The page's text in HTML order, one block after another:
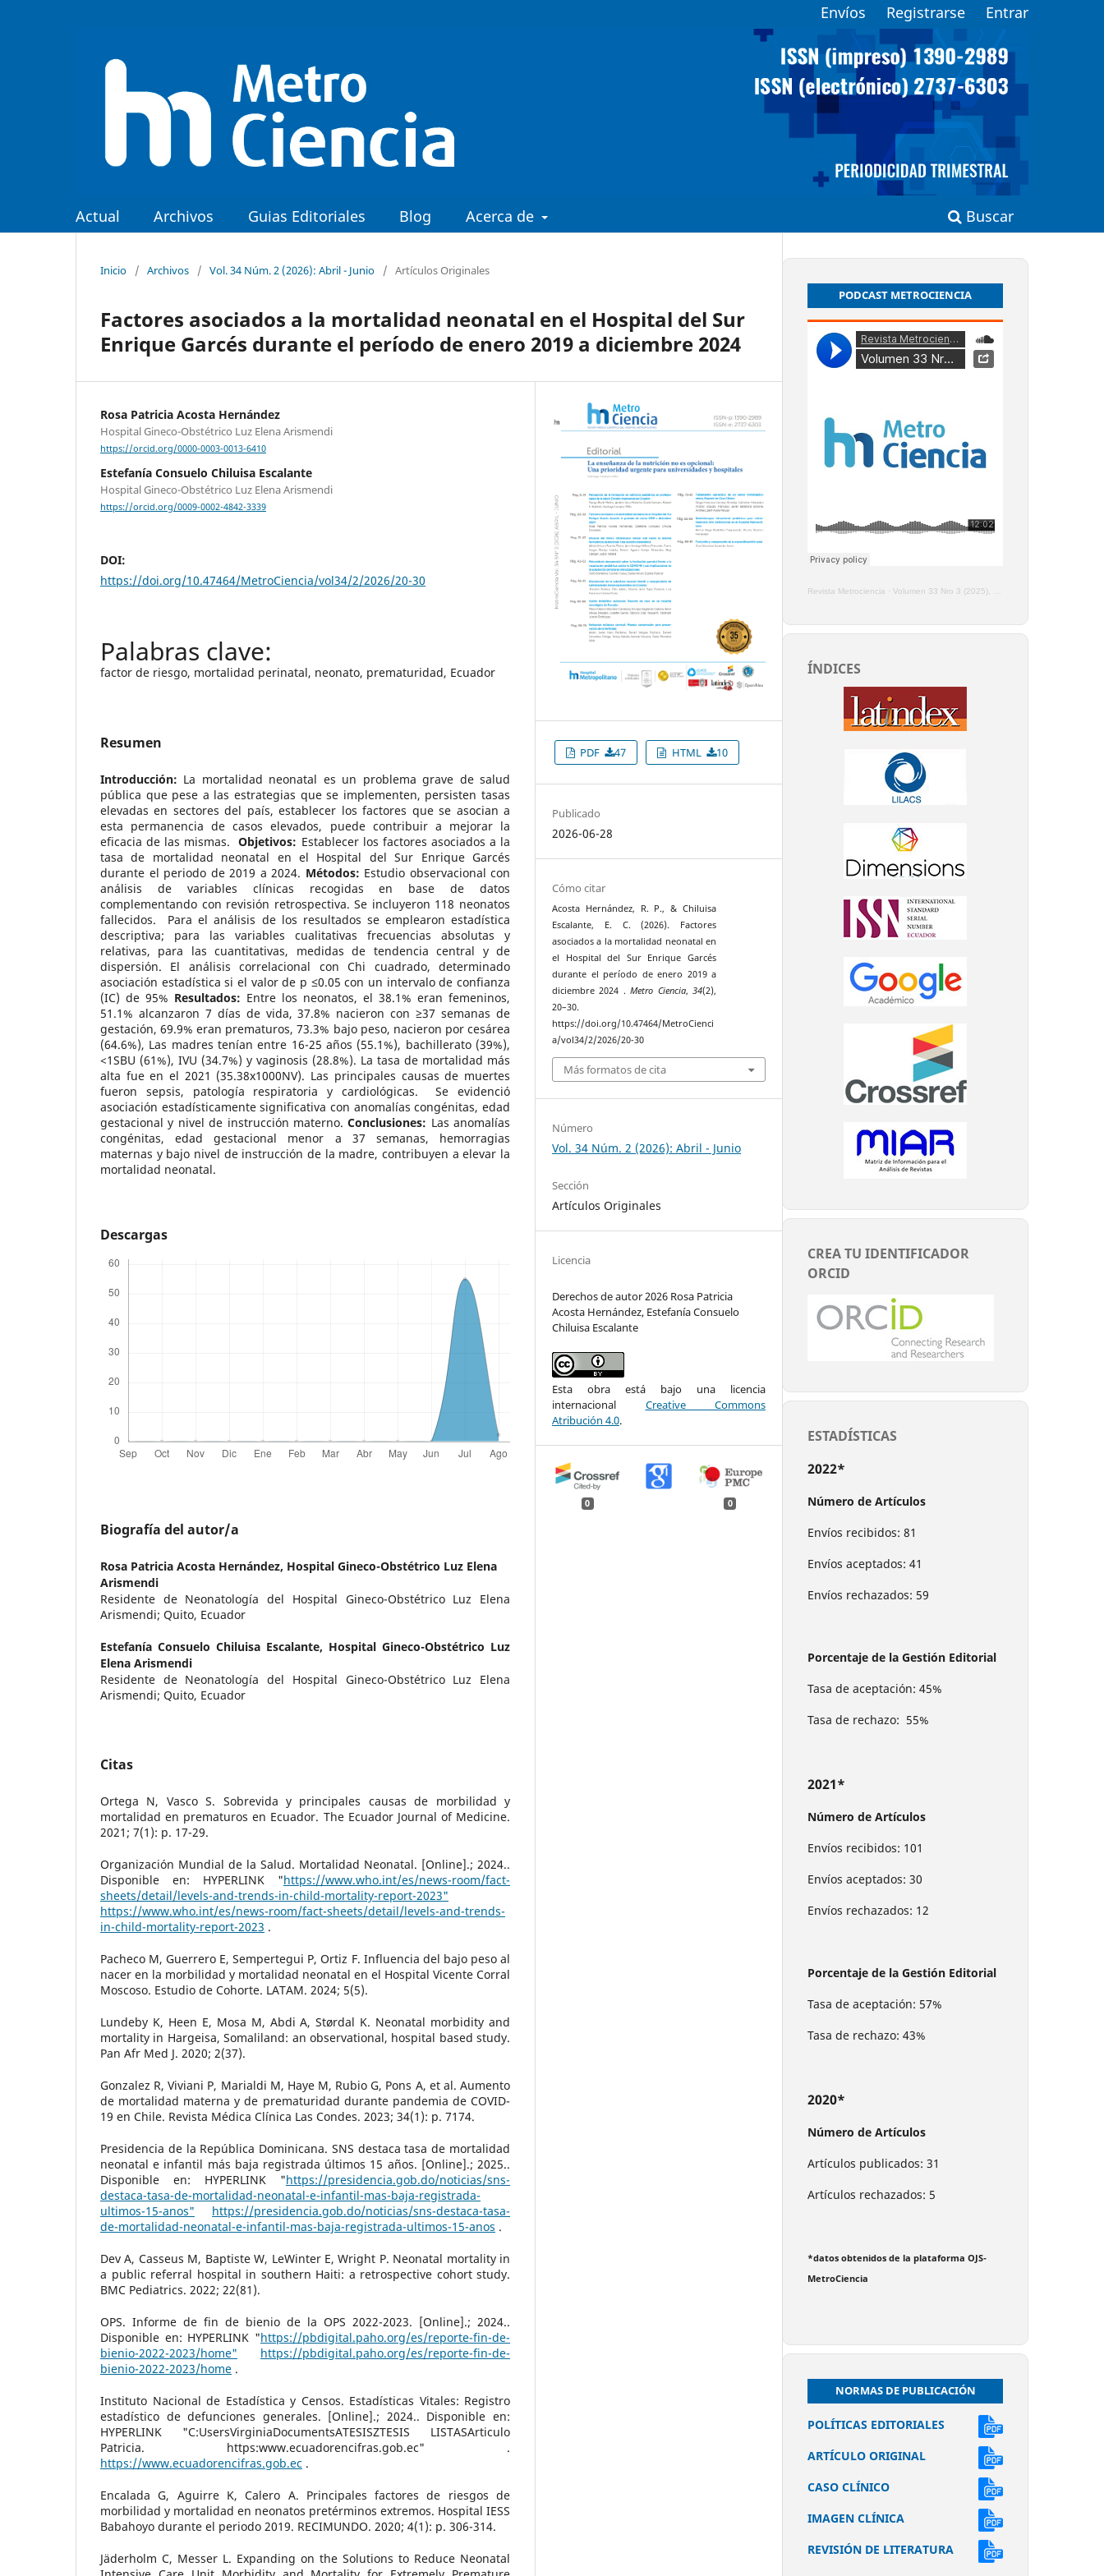
Actual Archivos Guias Editoriales Blog Acerca de Buscar
Envíos Registrarse Entrar
Inicio / Archivos / Vol. 34 Núm. 2 (2026): Abril - Junio / Artículos Originales
Factores asociados a la mortalidad neonatal en el Hospital del Sur
Enrique Garcés durante el período de enero 2019 a diciembre 2024
Rosa Patricia Acosta Hernández
Hospital Gineco-Obstétrico Luz Elena Arismendi
https://orcid.org/0000-0003-0013-6410
Estefanía Consuelo Chiluisa Escalante
Hospital Gineco-Obstétrico Luz Elena Arismendi
https://orcid.org/0009-0002-4842-3339
DOI:
https://doi.org/10.47464/MetroCiencia/vol34/2/2026/20-30
factor de riesgo, mortalidad perinatal, neonato, prematuridad, Ecuador
Resumen
Introducción: La mortalidad neonatal es un problema grave de salud
pública que pese a las estrategias que se implementen, persisten tasas
elevadas en sectores del país, establecer los factores que se asocian a
esta permanencia de casos elevados, puede contribuir a mejorar la
eficacia de las mismas.Objetivos: Establecer los factores asociados a la
tasa de mortalidad neonatal en el Hospital del Sur Enrique Garcés
durante el periodo de 2019 a 2024. Métodos: Estudio observacional con
análisis de variables clínicas recogidas en base de datos
complementando con revisión retrospectiva. Se incluyeron 118 neonatos
fallecidos. Para el análisis de los resultados se emplearon estadística
descriptiva; para las variables cualitativas frecuencias absolutas y
relativas, para las cuantitativas, medidas de tendencia central y de
dispersión. El análisis correlacional con Chi cuadrado, determinado
asociación estadística si el valor de p ≤0.05 con un intervalo de confianza
(IC) de 95% Resultados: Entre los neonatos, el 38.1% eran femeninos,
51.1% alcanzaron 7 días de vida, 37.8% nacieron con ≥37 semanas de
gestación, 69.9% eran prematuros, 73.3% bajo peso, nacieron por cesárea
(64.6%), Las madres tenían entre 16-25 años (55.1%), bachillerato (39%),
<1SBU (61%), IVU (34.7%) y vaginosis (28.8%). La tasa de mortalidad más
alta fue en el 2021 (35.38x1000NV). Las principales causas de muertes
fueron sepsis, patología respiratoria y cardiológicas. Se evidenció
asociación estadísticamente significativa con anomalías congénitas, edad
gestacional y nivel de instrucción materno.Conclusiones: Las anomalías
congénitas, edad gestacional menor a 37 semanas, hemorragias
maternas y bajo nivel de instrucción de la madre, contribuyen a elevar la
mortalidad neonatal.
Descargas
Biografía del autor/a
Rosa Patricia Acosta Hernández, Hospital Gineco-Obstétrico Luz Elena
Arismendi
Residente de Neonatología del Hospital Gineco-Obstétrico Luz Elena
Arismendi; Quito, Ecuador
Estefanía Consuelo Chiluisa Escalante, Hospital Gineco-Obstétrico Luz
Elena Arismendi
Residente de Neonatología del Hospital Gineco-Obstétrico Luz Elena
Arismendi; Quito, Ecuador
Citas
Ortega N, Vasco S. Sobrevida y principales causas de morbilidad y
mortalidad en prematuros en Ecuador. The Ecuador Journal of Medicine.
2021; 7(1): p. 17-29.
Organización Mundial de la Salud. Mortalidad Neonatal. [Online].; 2024..
Disponible en: HYPERLINK "https://www.who.int/es/news-room/fact-
sheets/detail/levels-and-trends-in-child-mortality-report-2023"
https://www.who.int/es/news-room/fact-sheets/detail/levels-and-trends-
in-child-mortality-report-2023 .
Pacheco M, Guerrero E, Sempertegui P, Ortiz F. Influencia del bajo peso al
nacer en la morbilidad y mortalidad neonatal en el Hospital Vicente Corral
Moscoso. Estudio de Cohorte. LATAM. 2024; 5(5).
Lundeby K, Heen E, Mosa M, Abdi A, Størdal K. Neonatal morbidity and
mortality in Hargeisa, Somaliland: an observational, hospital based study.
Pan Afr Med J. 2020; 2(37).
Gonzalez R, Viviani P, Marialdi M, Haye M, Rubio G, Pons A, et al. Aumento
de mortalidad materna y de prematuridad durante pandemia de COVID-
19 en Chile. Revista Médica Clínica Las Condes. 2023; 34(1): p. 7174.
Presidencia de la República Dominicana. SNS destaca tasa de mortalidad
neonatal e infantil más baja registrada últimos 15 años. [Online].; 2025..
Disponible en: HYPERLINK "https://presidencia.gob.do/noticias/sns-
destaca-tasa-de-mortalidad-neonatal-e-infantil-mas-baja-registrada-
ultimos-15-anos"
https://presidencia.gob.do/noticias/sns-destaca-tasa-
de-mortalidad-neonatal-e-infantil-mas-baja-registrada-ultimos-15-anos .
Dev A, Casseus M, Baptiste W, LeWinter E, Wright P. Neonatal mortality in
a public referral hospital in southern Haiti: a retrospective cohort study.
BMC Pediatrics. 2022; 22(81).
OPS. Informe de fin de bienio de la OPS 2022-2023. [Online].; 2024..
Disponible en: HYPERLINK "https://pbdigital.paho.org/es/reporte-fin-de-
bienio-2022-2023/home"
https://pbdigital.paho.org/es/reporte-fin-de-
bienio-2022-2023/home .
Instituto Nacional de Estadística y Censos. Estadísticas Vitales: Registro
estadístico de defunciones generales. [Online].; 2024.. Disponible en:
HYPERLINK "C:UsersVirginiaDocumentsATESISZTESIS LISTASArticulo
Patricia. https:www.ecuadorencifras.gob.ec" .
https://www.ecuadorencifras.gob.ec .
Encalada G, Aguirre K, Calero A. Principales factores de riesgos de
morbilidad y mortalidad en neonatos pretérminos extremos. Hospital IESS
Babahoyo durante el periodo 2019. RECIMUNDO. 2020; 4(1): p. 306-314.
Jäderholm C, Messer L. Expanding on the Solutions to Reduce Neonatal
PDF 47 HTML 10
Publicado
2026-06-28
Cómo citar
Acosta Hernández, R. P., & Chiluisa
Escalante, E. C. (2026). Factores
asociados a la mortalidad neonatal en
el Hospital del Sur Enrique Garcés
durante el período de enero 2019 a
diciembre 2024 .Metro Ciencia,34(2),
20–30.
https://doi.org/10.47464/MetroCienci
a/vol34/2/2026/20-30
Más formatos de cita
Número
Vol. 34 Núm. 2 (2026): Abril - Junio
Sección
Artículos Originales
Licencia
Derechos de autor 2026 Rosa Patricia
Acosta Hernández, Estefanía Consuelo
Chiluisa Escalante
Esta obra está bajo una licencia
internacional Creative Commons
Atribución 4.0.
0 0
PODCAST METROCIENCIA
Revista Metrociencia · Volumen 33 Nro 3 (2025), Enero - Marzo
ÍNDICES
CREA TU IDENTIFICADOR
ORCID
ESTADÍSTICAS
2022*
Número de Artículos
Envíos recibidos: 81
Envíos aceptados: 41
Envíos rechazados: 59
Porcentaje de la Gestión Editorial
Tasa de aceptación: 45%
Tasa de rechazo: 55%
2021*
Número de Artículos
Envíos recibidos: 101
Envíos aceptados: 30
Envíos rechazados: 12
Porcentaje de la Gestión Editorial
Tasa de aceptación: 57%
Tasa de rechazo: 43%
2020*
Número de Artículos
Artículos publicados: 31
Artículos rechazados: 5
*datos obtenidos de la plataforma OJS-
MetroCiencia
NORMAS DE PUBLICACIÓN
POLÍTICAS EDITORIALES
ARTÍCULO ORIGINAL
CASO CLÍNICO
IMAGEN CLÍNICA
REVISIÓN DE LITERATURA